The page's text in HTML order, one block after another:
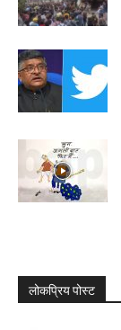
लोकप्रिय पोस्ट